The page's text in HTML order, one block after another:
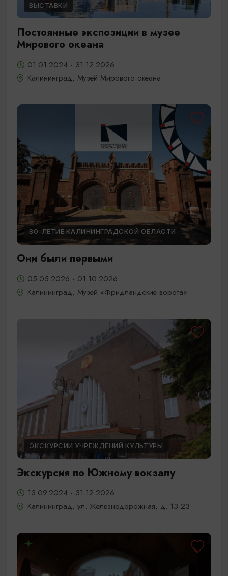
ВЫСТАВКИ
Постоянные экспозиции в музее
Мирового океана
01.01.2024 - 31.12.2026
Калининград, Музей Мирового океана
80-ЛЕТИЕ КАЛИНИНГРАДСКОЙ ОБЛАСТИ
Они были первыми
05.05.2026 - 01.10.2026
Калининград, Музей «Фридландские ворота»
ЭКСКУРСИИ УЧРЕЖДЕНИЙ КУЛЬТУРЫ
Экскурсия по Южному вокзалу
13.09.2024 - 31.12.2026
Калининград, ул. Железнодорожная, д. 13-23